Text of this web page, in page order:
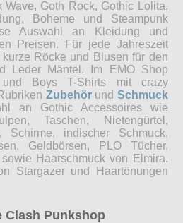
Wave, Goth Rock, Gothic Lolita,
Boheme und Steampunk
Auswahl an Kleidung und
Preisen. Für jede Jahreszeit
Röcke und Blusen für den
Leder Mäntel. Im EMO Shop
Boys T-Shirts mit crazy
Zubehörund Schmuck
an Gothic Accessoires wie
Taschen, Nietengürtel,
Schirme, indischer Schmuck,
Geldbörsen, PLO Tücher,
Haarschmuck von Elmira.
Stargazer und Haartönungen
Clash Punkshop